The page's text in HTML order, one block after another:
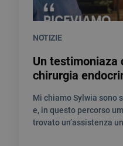
NOTIZIE
Un testimoniaza
chirurgia
Mi chiamo Sylwia sono
e, in questo percorso
trovato un’assistenza